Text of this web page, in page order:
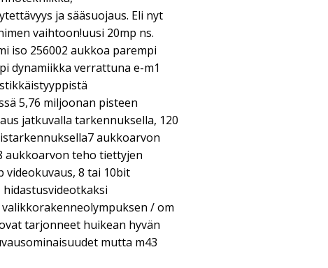
ja sääsuojaus. Eli nyt
vaihtoon!uusi 20mp ns.
iso 256002 aukkoa parempi
dynamiikka verrattuna e-m1
5,76 miljoonan pisteen
jatkuvalla tarkennuksella, 120
aukkoarvon
aukkoarvon teho tiettyjen
videokuvaus, 8 tai 10bit
/ om
tarjonneet huikean hyvän
mutta m43